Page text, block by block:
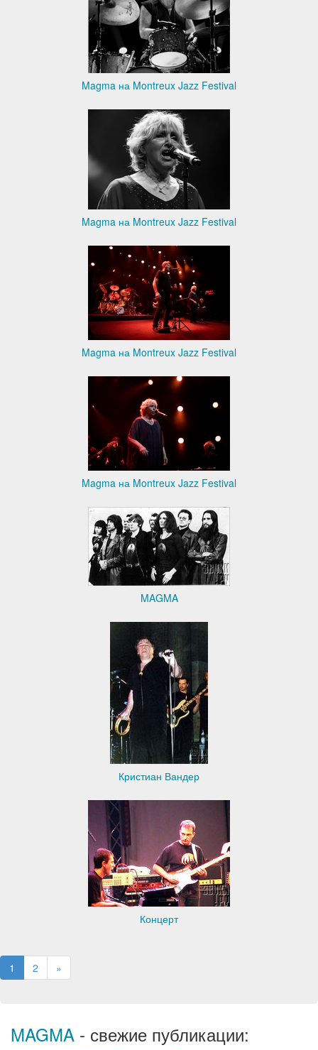
Magma на Montreux Jazz Festival
Magma на Montreux Jazz Festival
Magma на Montreux Jazz Festival
Magma на Montreux Jazz Festival
MAGMA
Кристиан Вандер
Концерт
1 2 »
MAGMA - свежие публикации: